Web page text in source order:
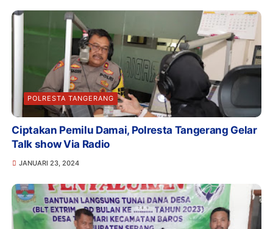
POLRESTA TANGERANG
Ciptakan Pemilu Damai, Polresta Tangerang Gelar
Talk show Via Radio
JANUARI 23, 2024